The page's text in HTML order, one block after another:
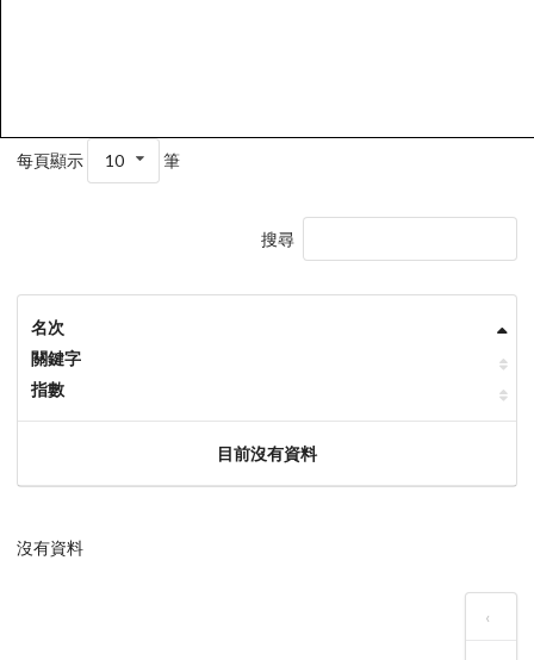
每頁顯示 10 筆
搜尋
名次
關鍵字
指數
目前沒有資料
沒有資料
‹